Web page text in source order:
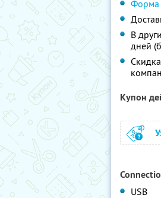
Форма
В
дней
Купон
USB